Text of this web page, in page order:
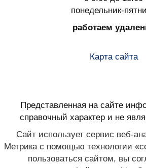
понедельник-
работаем
Карта сайта
Представленная на сайте
справочный характер и не
Сайт использует сервис веб-
Метрика с помощью технологии
пользоваться сайтом, вы